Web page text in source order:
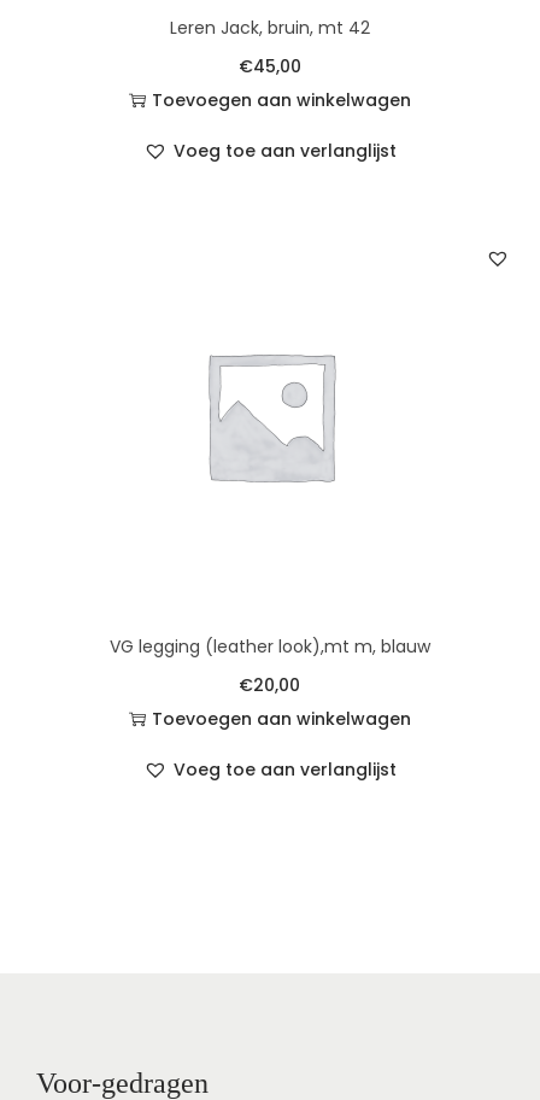
Leren Jack, bruin, mt 42
€45,00
Toevoegen aan winkelwagen
Voeg toe aan verlanglijst
VG legging (leather look),mt m, blauw
€20,00
Toevoegen aan winkelwagen
Voeg toe aan verlanglijst
Voor-gedragen